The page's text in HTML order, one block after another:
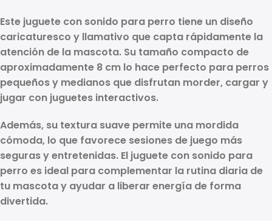
Este juguete con sonido para perro tiene un diseño
caricaturesco y llamativo que capta rápidamente la
atención de la mascota. Su tamaño compacto de
aproximadamente 8 cm lo hace perfecto para perros
pequeños y medianos que disfrutan morder, cargar y
jugar con juguetes interactivos.
Además, su textura suave permite una mordida
cómoda, lo que favorece sesiones de juego más
seguras y entretenidas. El juguete con sonido para
perro es ideal para complementar la rutina diaria de
tu mascota y ayudar a liberar energía de forma
divertida.